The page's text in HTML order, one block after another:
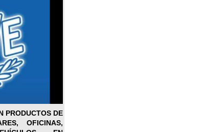
PRODUCTOS DE
OFICINAS,